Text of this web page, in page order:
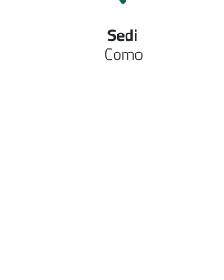
Sedi
Como